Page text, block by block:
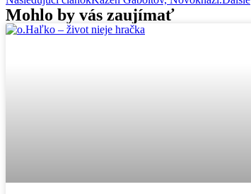
Mohlo by vás zaujímať